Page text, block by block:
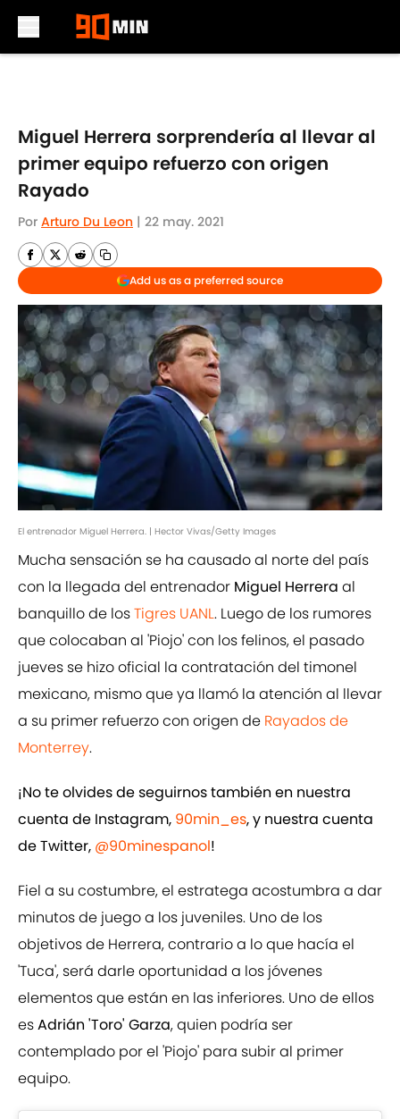
Miguel Herrera sorprendería al llevar al
primer equipo refuerzo con origen
Rayado
Por Arturo Du Leon | 22 may. 2021
Add us as a preferred source
El entrenador Miguel Herrera. | Hector Vivas/Getty Images
Mucha sensación se ha causado al norte del país
con la llegada del entrenador Miguel Herrera al
banquillo de losTigres UANL. Luego de los rumores
que colocaban al 'Piojo' con los felinos, el pasado
jueves se hizo oficial la contratación del timonel
mexicano, mismo que ya llamó la atención al llevar
a su primer refuerzo con origen de Rayados de
Monterrey.
¡No te olvides de seguirnos también en nuestra
cuenta de Instagram, 90min_es, y nuestra cuenta
de Twitter, @90minespanol!
Fiel a su costumbre, el estratega acostumbra a dar
minutos de juego a los juveniles. Uno de los
objetivos de Herrera, contrario a lo que hacía el
'Tuca', será darle oportunidad a los jóvenes
elementos que están en las inferiores. Uno de ellos
esAdrián 'Toro' Garza, quien podría ser
contemplado por el 'Piojo' para subir al primer
equipo.